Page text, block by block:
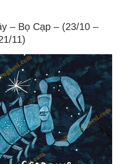
– Bọ Cạp – (23/10 –
11)